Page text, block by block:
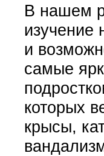
В нашем
изучение
и
самые
которых
крысы,